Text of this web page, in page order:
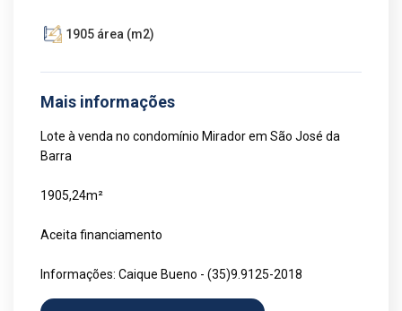
1905 área (m2)
Mais informações
Lote à venda no condomínio Mirador em São José da
Barra
1905,24m²
Aceita financiamento
Informações: Caique Bueno - (35)9.9125-2018